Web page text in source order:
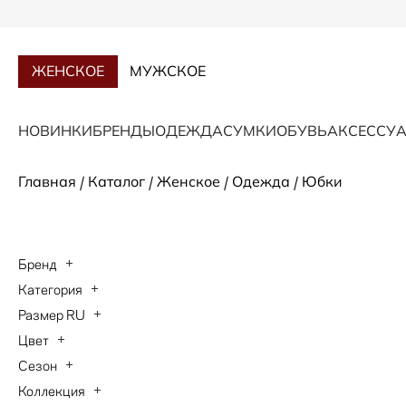
ЖЕНСКОЕ МУЖСКОЕ
НОВИНКИБРЕНДЫОДЕЖДАСУМКИОБУВЬ
Главная / Каталог / Женское / Одежда / Юбки
Бренд
ANDRE MAURICE
BOGNER
HUGO BOSS
LUISA CERANO
Категория
Юбки
Размер RU
40
42
Цвет
бежевый
Сезон
Осень-Зима 2026
Коллекция